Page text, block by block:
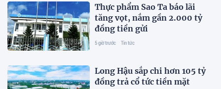
Thực phẩm Sao Ta báo lãi
tăng vọt, nắm gần 2.000 tỷ
đồng tiền gửi
5 giờ trước Tin tức
Long Hậu sắp chi hơn 105 tỷ
đồng trả cổ tức tiền mặt